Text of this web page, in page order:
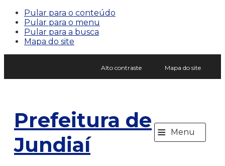
Pular para o conteúdo
Pular para o menu
Pular para a busca
Mapa do site
Alto contraste Mapa do site
Prefeitura de
Jundiaí
≡ Menu